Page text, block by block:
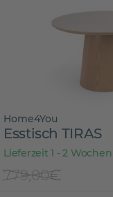
Home4You
Esstisch TIRAS
Lieferzeit 1 - 2 Wochen
779,00€